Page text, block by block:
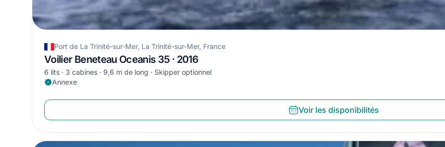
Port de La Trinité-sur-Mer, La Trinité-sur-Mer, France
Voilier Beneteau Oceanis 35 · 2016
6 lits 3 cabines 9,6 m de long
Skipper optionnel
Annexe
Voir les disponibilités